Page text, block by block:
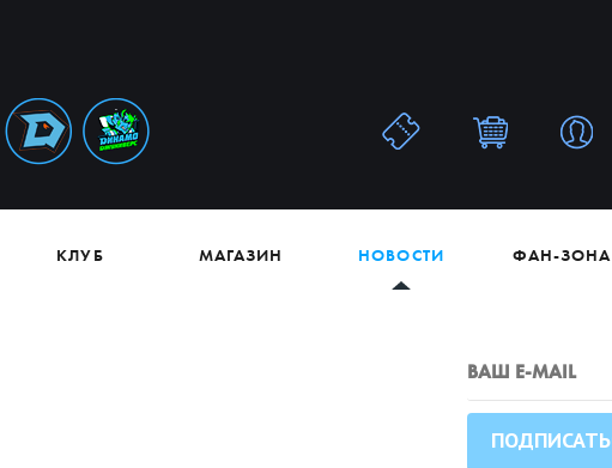
КЛУБ МАГАЗИН НОВОСТИ ФАН-ЗОНА